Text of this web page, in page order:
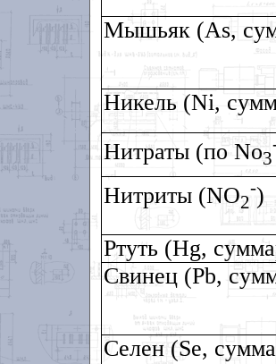
Мышьяк (As,
Никель (Ni,
Нитраты (поNo3
Нитриты (NO2
-)
Ртуть (Hg,
Свинец (Pb,
Селен (Se,